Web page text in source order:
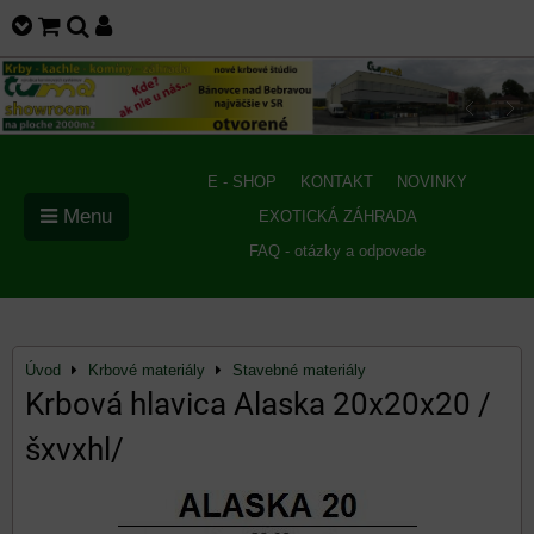
E - SHOP KONTAKT
NOVINKY
EXOTICKÁ ZÁHRADA
FAQ - otázky a odpovede
Menu
Úvod Krbové materiály Stavebné materiály
Krbová hlavica Alaska 20x20x20 /
šxvxhl/